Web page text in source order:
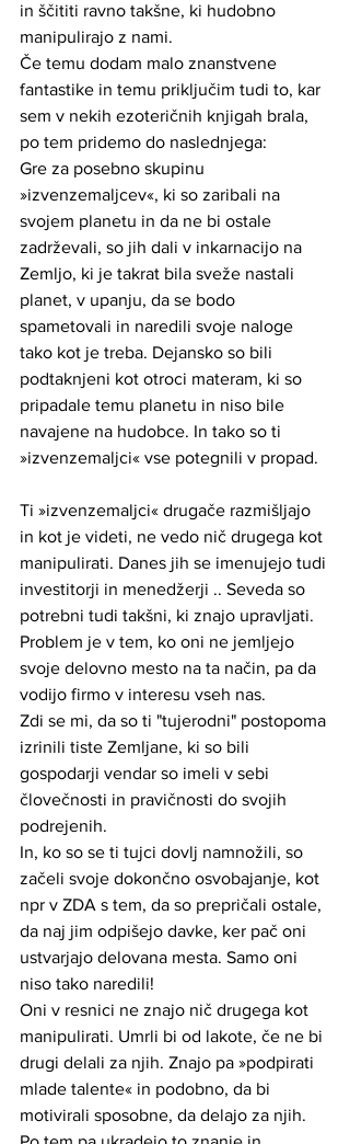
in ščititi ravno takšne, ki hudobno
manipulirajo z nami.
Če temu dodam malo znanstvene
fantastike in temu priključim tudi to, kar
sem v nekih ezoteričnih knjigah brala,
po tem pridemo do naslednjega:
Gre za posebno skupinu
»izvenzemaljcev«, ki so zaribali na
svojem planetu in da ne bi ostale
zadrževali, so jih dali v inkarnacijo na
Zemljo, ki je takrat bila sveže nastali
planet, v upanju, da se bodo
spametovali in naredili svoje naloge
tako kot je treba. Dejansko so bili
podtaknjeni kot otroci materam, ki so
pripadale temu planetu in niso bile
navajene na hudobce. In tako so ti
»izvenzemaljci« vse potegnili v propad.
Ti »izvenzemaljci« drugače razmišljajo
in kot je videti, ne vedo nič drugega kot
manipulirati. Danes jih se imenujejo tudi
investitorji in menedžerji .. Seveda so
potrebni tudi takšni, ki znajo upravljati.
Problem je v tem, ko oni ne jemljejo
svoje delovno mesto na ta način, pa da
vodijo firmo v interesu vseh nas.
Zdi se mi, da so ti "tujerodni" postopoma
izrinili tiste Zemljane, ki so bili
gospodarji vendar so imeli v sebi
človečnosti in pravičnosti do svojih
podrejenih.
In, ko so se ti tujci dovlj namnožili, so
začeli svoje dokončno osvobajanje, kot
npr v ZDA s tem, da so prepričali ostale,
da naj jim odpišejo davke, ker pač oni
ustvarjajo delovana mesta. Samo oni
niso tako naredili!
Oni v resnici ne znajo nič drugega kot
manipulirati. Umrli bi od lakote, če ne bi
drugi delali za njih. Znajo pa »podpirati
mlade talente« in podobno, da bi
motivirali sposobne, da delajo za njih.